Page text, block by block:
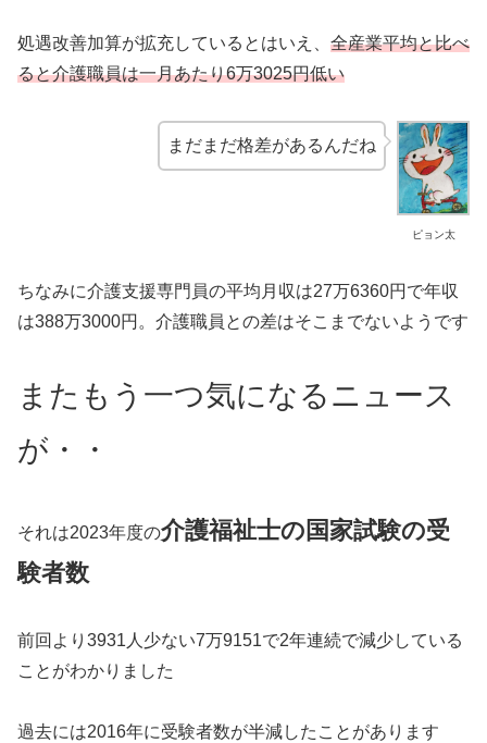
処遇改善加算が拡充しているとはいえ、 全産業平均と比べ
ると介護職員は一月あたり6万3025円低い
ピョン太
まだまだ格差があるんだね
ちなみに介護支援専門員の平均月収は27万6360円で年収
は388万3000円。介護職員との差はそこまでないようです
またもう一つ気になるニュース
が・・
それは2023年度の介護福祉士の国家試験の受
験者数
前回より3931人少ない7万9151で2年連続で減少している
ことがわかりました
過去には2016年に受験者数が半減したことがあります